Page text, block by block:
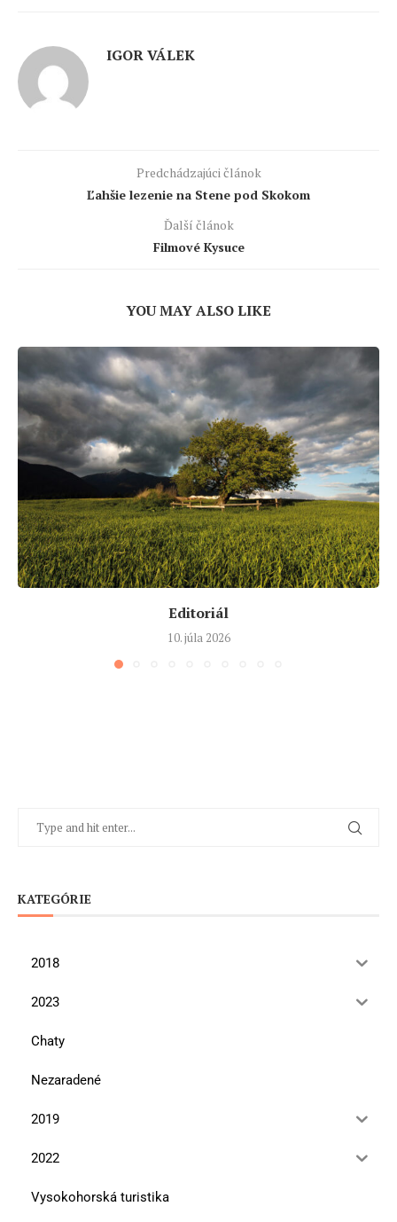
IGOR VÁLEK
Predchádzajúci článok
Ľahšie lezenie na Stene pod Skokom
Ďalší článok
Filmové Kysuce
YOU MAY ALSO LIKE
Editoriál
10. júla 2026
KATEGÓRIE
2018
2023
Chaty
Nezaradené
2019
2022
Vysokohorská turistika